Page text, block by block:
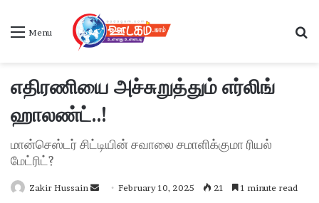
Menu
எதிரணியை அச்சுறுத்தும் எர்லிங்
ஹாலண்ட்..!
மான்செஸ்டர் சிட்டியின் சவாலை சமாளிக்குமா ரியல்
மேட்ரிட்?
Zakir Hussain February 10, 2025 21 1 minute read